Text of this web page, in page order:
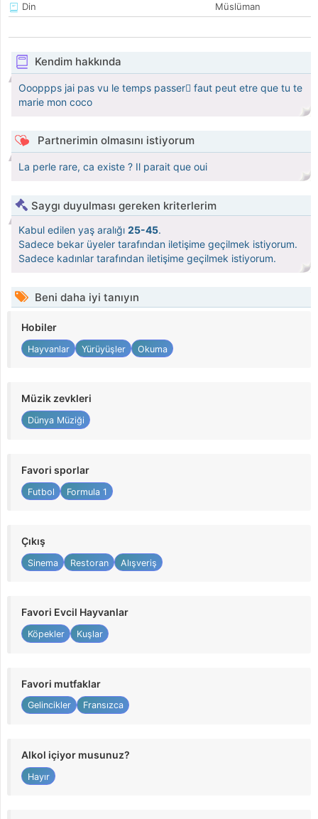
Din
Müslüman
Kendim hakkında
Oooppps jai pas vu le temps passer faut peut etre que tu te
marie mon coco
Partnerimin olmasını istiyorum
La perle rare, ca existe ? Il parait que oui
Saygı duyulması gereken kriterlerim
Kabul edilen yaş aralığı 25-45.
Sadece bekar üyeler tarafından iletişime geçilmek istiyorum.
Sadece kadınlar tarafından iletişime geçilmek istiyorum.
Beni daha iyi tanıyın
Hobiler
Hayvanlar Yürüyüşler Okuma
Müzik zevkleri
Dünya Müziği
Favori sporlar
Futbol Formula 1
Çıkış
Sinema Restoran Alışveriş
Favori Evcil Hayvanlar
Köpekler Kuşlar
Favori mutfaklar
Gelincikler Fransızca
Alkol içiyor musunuz?
Hayır